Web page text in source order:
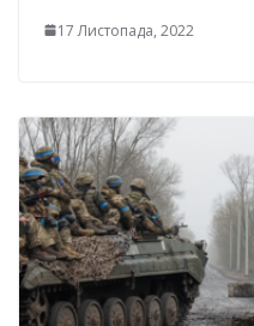
17 Листопада, 2022